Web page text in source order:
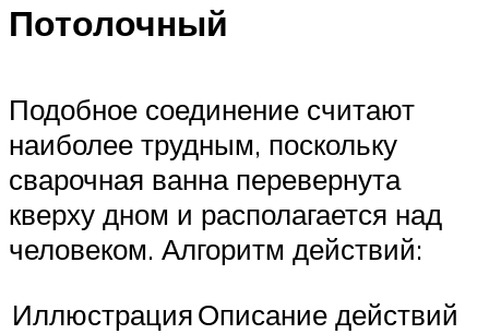
Потолочный
Подобное соединение считают
наиболее трудным, поскольку
сварочная ванна перевернута
кверху дном и располагается над
человеком. Алгоритм действий:
ИллюстрацияОписание действий